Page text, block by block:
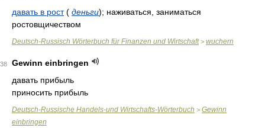
давать в рост ( деньги); наживаться, заниматься
ростовщичеством
Deutsch-Russisch Wörterbuch für Finanzen und Wirtschaft> wuchern
38
Gewinn einbringen
давать прибыль
приносить прибыль
Deutsch-Russische Handels-und Wirtschafts-Wörterbuch > Gewinn
einbringen